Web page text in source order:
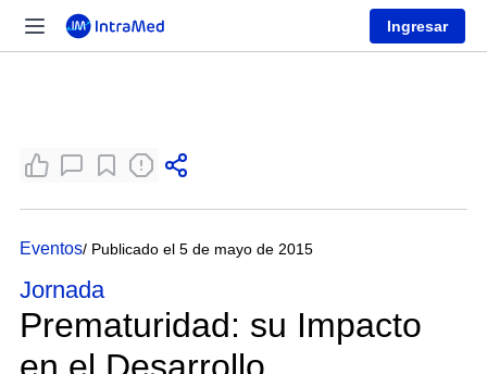
Ingresar
Eventos/ Publicado el 5 de mayo de 2015
Jornada
Prematuridad: su Impacto